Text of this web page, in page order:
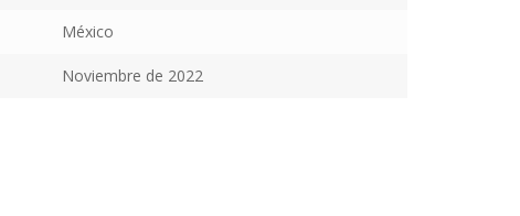
México
Noviembre de 2022